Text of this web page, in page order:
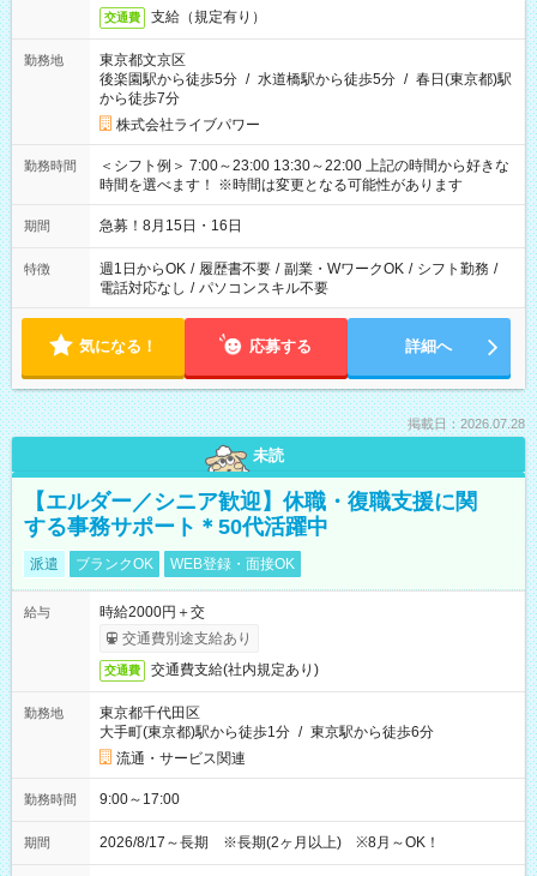
交通費 支給（規定有り）
勤務地
東京都文京区
後楽園駅から徒歩5分 / 水道橋駅から徒歩5分 / 春日(東京都)駅
から徒歩7分
株式会社ライブパワー
勤務時間
＜シフト例＞ 7:00～23:00 13:30～22:00 上記の時間から好きな
時間を選べます！ ※時間は変更となる可能性があります
期間 急募！8月15日・16日
特徴 週1日からOK / 履歴書不要 / 副業・WワークOK / シフト勤務 /
電話対応なし / パソコンスキル不要
気になる！ 応募する 詳細へ
掲載日：2026.07.28
未読
【エルダー／シニア歓迎】休職・復職支援に関
する事務サポート＊50代活躍中
派遣 ブランクOK WEB登録・面接OK
給与
時給2000円＋交
交通費別途支給あり
交通費 交通費支給(社内規定あり)
勤務地
東京都千代田区
大手町(東京都)駅から徒歩1分 / 東京駅から徒歩6分
流通・サービス関連
勤務時間 9:00～17:00
期間 2026/8/17～長期 ※長期(2ヶ月以上) ※8月～OK！